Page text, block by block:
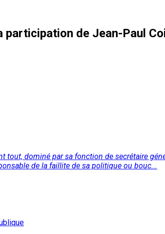
participation de Jean-Paul
tout, dominé par sa fonction de secrétaire
de la faillite de sa politique ou bouc...